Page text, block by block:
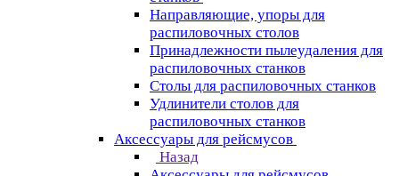
Направляющие, упоры для
распиловочных столов
Принадлежности пылеудаления для
распиловочных станков
Столы для распиловочных станков
Удлинители столов для
распиловочных станков
Аксессуары для рейсмусов
Назад